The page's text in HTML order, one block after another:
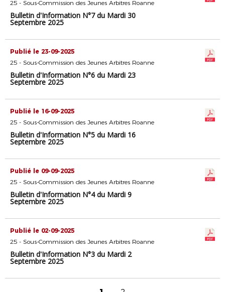
25 - Sous-Commission des Jeunes Arbitres Roanne
Bulletin d'Information N°7 du Mardi 30
Septembre 2025
Publié le 23-09-2025
25 - Sous-Commission des Jeunes Arbitres Roanne
Bulletin d'Information N°6 du Mardi 23
Septembre 2025
Publié le 16-09-2025
25 - Sous-Commission des Jeunes Arbitres Roanne
Bulletin d'Information N°5 du Mardi 16
Septembre 2025
Publié le 09-09-2025
25 - Sous-Commission des Jeunes Arbitres Roanne
Bulletin d'Information N°4 du Mardi 9
Septembre 2025
Publié le 02-09-2025
25 - Sous-Commission des Jeunes Arbitres Roanne
Bulletin d'Information N°3 du Mardi 2
Septembre 2025